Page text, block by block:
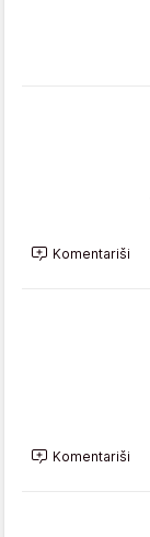
Komentariši
Komentariši